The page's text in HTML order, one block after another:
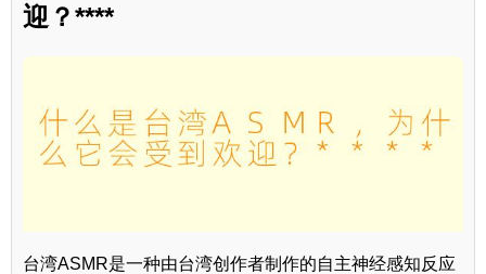
迎？****
台湾ASMR是一种由台湾创作者制作的自主神经感知反应